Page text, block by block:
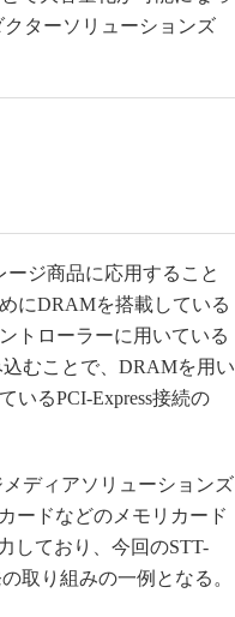
ターソリューションズ
ジ商品に応用すること
にDRAMを搭載している
トローラーに用いている
むことで、DRAMを用い
いるPCI-Express接続の
ディアソリューションズ
ードなどのメモリカード
しており、今回のSTT-
取り組みの一例となる。